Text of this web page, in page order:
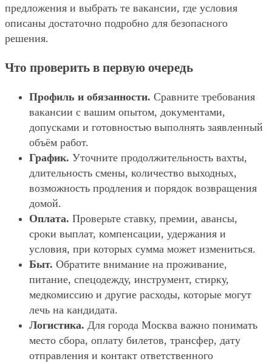
предложения и выбрать те вакансии, где условия
описаны достаточно подробно для безопасного
решения.
Что проверить в первую очередь
Профиль и обязанности. Сравните требования
вакансии с вашим опытом, документами,
допусками и готовностью выполнять заявленный
объём работ.
График. Уточните продолжительность вахты,
длительность смены, количество выходных,
возможность продления и порядок возвращения
домой.
Оплата. Проверьте ставку, премии, авансы,
сроки выплат, компенсации, удержания и
условия, при которых сумма может измениться.
Быт. Обратите внимание на проживание,
питание, спецодежду, инструмент, стирку,
медкомиссию и другие расходы, которые могут
лечь на кандидата.
Логистика. Для города Москва важно понимать
место сбора, оплату билетов, трансфер, дату
отправления и контакт ответственного